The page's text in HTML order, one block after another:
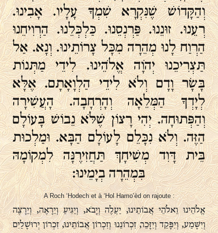
וְהַקָּדוֹשׁ שֶׁנִּקְרָא שִׁמְךָ עָלָיו. אָבִינוּ.
רְעֵנוּ. זוּנֵנוּ. פַּרְנְסֵנוּ. כַּלְכְּלֵנוּ. הַרְוִיחֵנוּ
הַרְוַח לָנוּ מְהֵרָה מִכָּל צָרוֹתֵינוּ. וְנָא. אַל
תַּצְרִיכֵנוּ יְהֹוָה אֱלֹהֵינוּ. לִידֵי מַתְּנוֹת
בָּשָׂר וָדָם וְלֹא לִידֵי הַלְוָאָתָם. אֶלָּא
לְיָדְךָ הַמְּלֵאָה וְהָרְחָבָה. הָעֲשִׁירָה
וְהַפְּתוּחָה. יְהִי רָצוֹן שֶׁלֹּא נֵבוֹשׁ בָּעוֹלָם
הַזֶּה. וְלֹא נִכָּלֵם לָעוֹלָם הַבָּא. וּמַלְכוּת
בֵּית דָּוִד מְשִׁיחָךְ תַּחֲזִירֶנָּה לִמְקוֹמָהּ
בִּמְהֵרָה בְיָמֵינוּ:
A Roch ‘Hodech et à ‘Hol Hamo’èd on rajoute :
אֱלֹהֵינוּ וֵאלֹהֵי אֲבוֹתֵינוּ, יַעֲלֶה וְיָבֹא, וְיַגִּיעַ וְיֵרָאֶה, וְיֵרָצֶה
וְיִשָּׁמַע, וְיִפָּקֵד וְיִזָּכֵר, זִכְרוֹנֵנוּ וְזִכְרוֹן אֲבוֹתֵינוּ, זִכְרוֹן יְרוּשָׁלַיִם